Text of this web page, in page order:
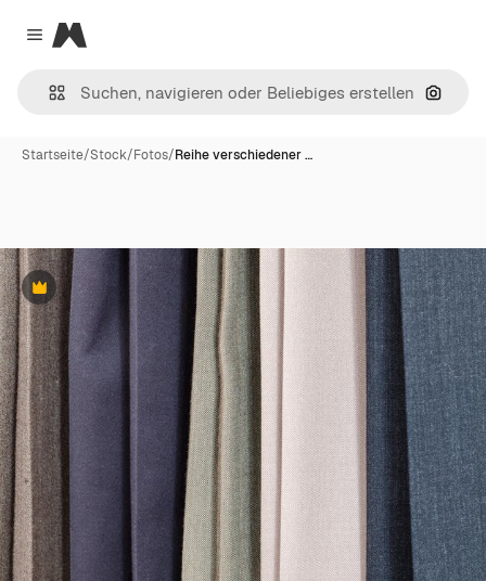
Close menu
Magnific
Nach
Startseite/Stock/Fotos/Reihe verschiedener …
Premium